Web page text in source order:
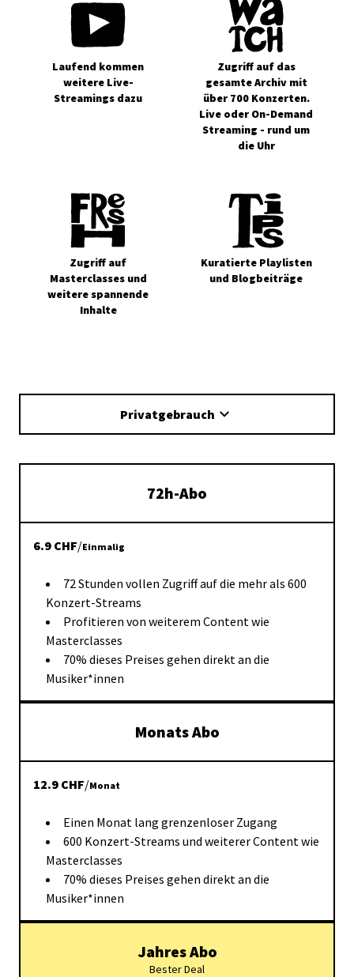
Laufend kommen
weitere Live-
Streamings dazu
Zugriff auf das
gesamte Archiv mit
über 700 Konzerten.
Live oder On-Demand
Streaming - rund um
die Uhr
Zugriff auf
Masterclasses und
weitere spannende
Inhalte
Kuratierte Playlisten
und Blogbeiträge
Privatgebrauch
72h-Abo
72 Stunden vollen Zugriff auf die mehr als 600
Konzert-Streams
Profitieren von weiterem Content wie
Masterclasses
70% dieses Preises gehen direkt an die
Musiker*innen
6.9 CHF/Einmalig
Monats Abo
Einen Monat lang grenzenloser Zugang
600 Konzert-Streams und weiterer Content wie
Masterclasses
70% dieses Preises gehen direkt an die
Musiker*innen
12.9 CHF/Monat
Jahres Abo
Bester Deal